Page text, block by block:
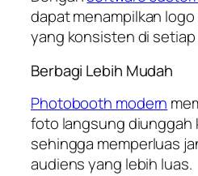
dapat menampilkan
yang konsisten di
Berbagi Lebih Mudah
Photobooth modern
foto langsung diunggah
sehingga memperluas
audiens yang lebih luas.